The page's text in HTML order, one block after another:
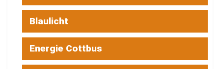
Blaulicht
Energie Cottbus